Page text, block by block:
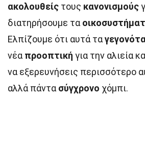
ακολουθείς τους κανονισμούς
διατηρήσουμε τα
Ελπίζουμε ότι αυτά τα
νέα προοπτική για την αλιεία
να εξερευνήσεις περισσότερο
αλλά πάντα σύγχρονο χόμπι.